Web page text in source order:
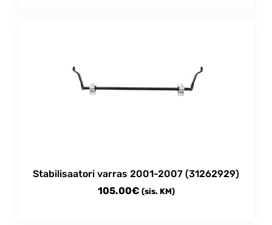
Stabilisaatori varras 2001-2007 (31262929)
105.00€ (sis. KM)